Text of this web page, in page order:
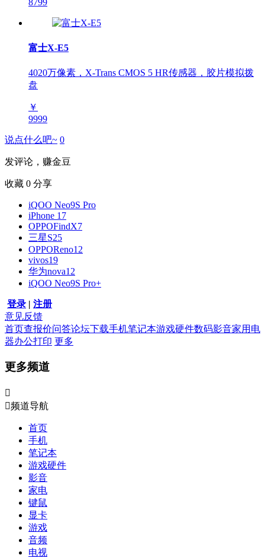
富士X-E5
4020万像素，X-Trans CMOS 5 HR传感器，胶片模拟拨
盘
￥
9999
说点什么吧~ 0
发评论，赚金豆
收藏 0 分享
iQOO Neo9S Pro
iPhone 17
OPPOFindX7
三星S25
OPPOReno12
vivos19
华为nova12
iQOO Neo9S Pro+
登录 | 注册
意见反馈
首页查报价问答论坛下载手机笔记本游戏硬件数码影音家用电
器办公打印 更多
更多频道

频道导航
首页
手机
笔记本
游戏硬件
影音
家电
键鼠
显卡
游戏
音频
电视